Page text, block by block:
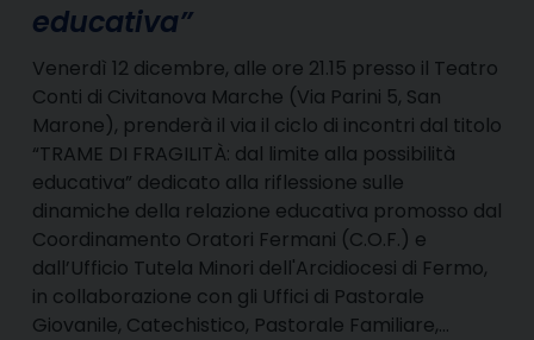
educativa”
Venerdì 12 dicembre, alle ore 21.15 presso il Teatro
Conti di Civitanova Marche (Via Parini 5, San
Marone), prenderà il via il ciclo di incontri dal titolo
“TRAME DI FRAGILITÀ: dal limite alla possibilità
educativa” dedicato alla riflessione sulle
dinamiche della relazione educativa promosso dal
Coordinamento Oratori Fermani (C.O.F.) e
dall’Ufficio Tutela Minori dell'Arcidiocesi di Fermo,
in collaborazione con gli Uffici di Pastorale
Giovanile, Catechistico, Pastorale Familiare,…